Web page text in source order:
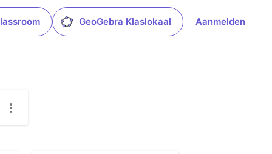
GeoGebra Klaslokaal Aanmelden